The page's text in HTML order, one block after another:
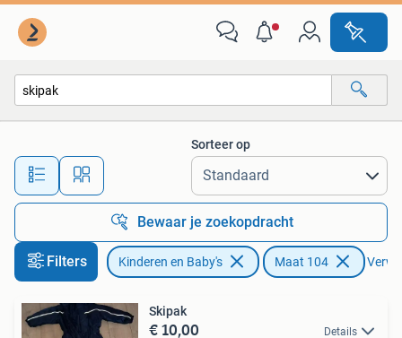
Alle afstanden…
Sorteer op
Bewaar je zoekopdracht
Filters Kinderen en Baby's Maat 104
Skipak
€ 10,00 Details